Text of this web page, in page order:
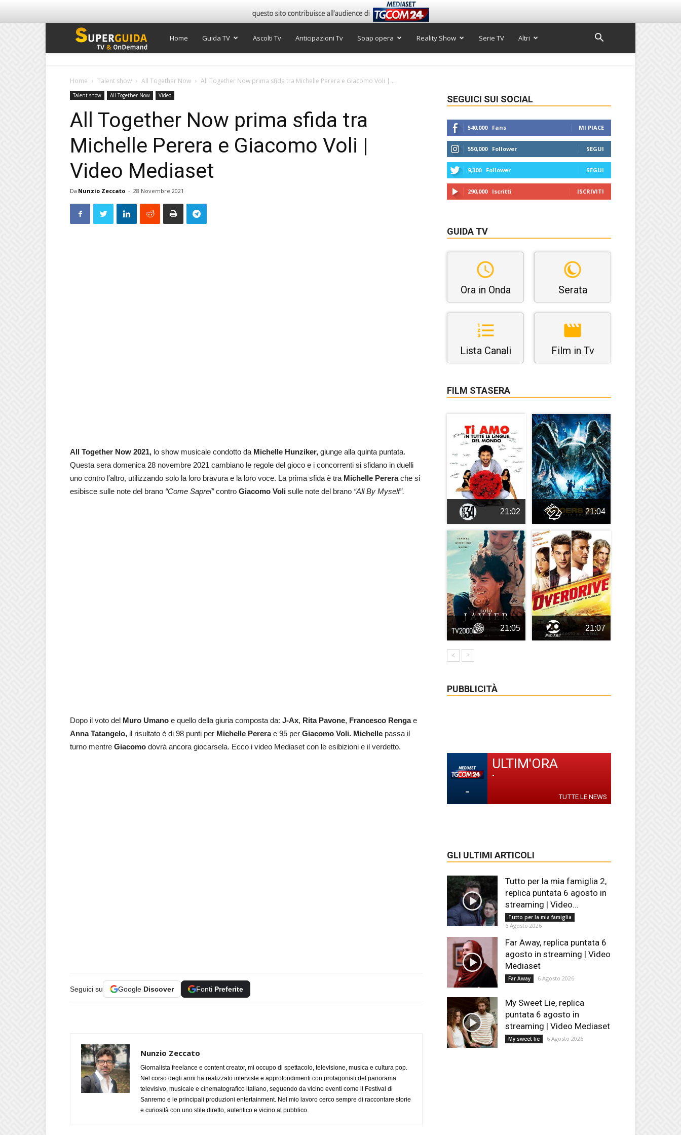
Super
TV
Home Guida TV Ascolti Tv Anticipazioni Tv Soap opera Reality Show Serie TV Altri
Home Talent show All Together Now All Together Now prima sfida tra Michelle Perera e Giacomo Voli |...
Talent show All Together Now Video
All Together Now prima sfida tra
Michelle Perera e Giacomo Voli |
Video Mediaset
Da Nunzio Zeccato - 28 Novembre 2021
All Together Now 2021, lo show musicale condotto da Michelle Hunziker, giunge alla quinta puntata.
Questa sera domenica 28 novembre 2021 cambiano le regole del gioco e i concorrenti si sfidano in duelli
uno contro l’altro, utilizzando solo la loro bravura e la loro voce. La prima sfida è tra Michelle Pererache si
esibisce sulle note del brano “Come Saprei”contro Giacomo Voli sulle note del brano “All By Myself”.
Dopo il voto del Muro Umano e quello della giuria composta da: J-Ax, Rita Pavone, Francesco Rengae
Anna Tatangelo, il risultato è di 98 punti per Michelle Pererae 95 per Giacomo Voli. Michelle passa il
turno mentre Giacomo dovrà ancora giocarsela. Ecco i video Mediaset con le esibizioni e il verdetto.
Seguici su Google Discover Fonti Preferite
Nunzio Zeccato
Giornalista freelance e content creator, mi occupo di spettacolo, televisione, musica e cultura pop.
Nel corso degli anni ha realizzato interviste e approfondimenti con protagonisti del panorama
televisivo, musicale e cinematografico italiano, seguendo da vicino eventi come il Festival di
Sanremo e le principali produzioni entertainment. Nel mio lavoro cerco sempre di raccontare storie
e curiosità con uno stile diretto, autentico e vicino al pubblico.
SEGUICI SUI SOCIAL
540,000 Fans MI PIACE
550,000 Follower SEGUI
9,300 Follower SEGUI
290,000 Iscritti ISCRIVITI
GUIDA TV
Ora in Onda Serata
Lista Canali Film in Tv
FILM STASERA
21:02 21:04
21:05 21:07
PUBBLICITÀ
-
ULTIM'ORA
-
TUTTE LE NEWS
GLI ULTIMI ARTICOLI
Tutto per la mia famiglia 2,
replica puntata 6 agosto in
streaming | Video...
Tutto per la mia famiglia
6 Agosto 2026
Far Away, replica puntata 6
agosto in streaming | Video
Mediaset
Far Away 6 Agosto 2026
My Sweet Lie, replica
puntata 6 agosto in
streaming | Video Mediaset
My sweet lie 6 Agosto 2026